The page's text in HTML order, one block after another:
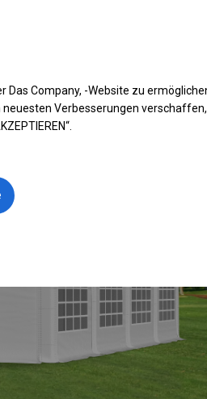
Sie Ihr Zelt
Company, -Website zu
Verbesserungen